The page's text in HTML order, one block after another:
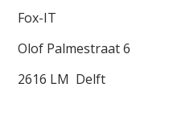
Fox-IT
Olof Palmestraat 6
2616 LM Delft